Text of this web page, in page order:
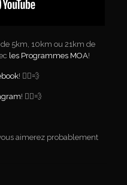
5km, 10km ou 21km de
les Programmes MOA!
! 🏃‍♀️💨
! 🏃‍♀️💨
aimerez probablement